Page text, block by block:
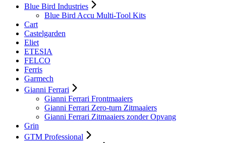
Blue Bird Industries
Blue Bird Accu Multi-Tool Kits
Cart
Castelgarden
Eliet
ETESIA
FELCO
Ferris
Garmech
Gianni Ferrari
Gianni Ferrari Frontmaaiers
Gianni Ferrari Zero-turn Zitmaaiers
Gianni Ferrari Zitmaaiers zonder Opvang
Grin
GTM Professional